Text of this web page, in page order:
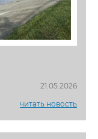
21.05.2026
читать новость